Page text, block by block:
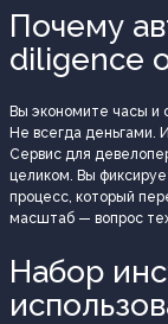
Почему
diligence
Вы экономите часы и
Не всегда деньгами.
Сервис для
целиком. Вы
процесс, который
масштаб — вопрос
Набор